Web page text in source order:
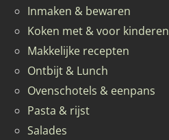
Inmaken & bewaren
Koken met & voor kinderen
Makkelijke recepten
Ontbijt & Lunch
Ovenschotels & eenpans
Pasta & rijst
Salades